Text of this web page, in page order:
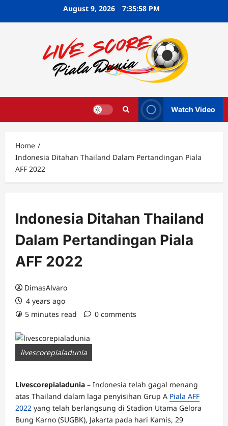
August 9, 2026 7:35:59 PM
Watch Video
Home
Indonesia Ditahan Thailand Dalam Pertandingan Piala
AFF 2022
Indonesia Ditahan Thailand
Dalam Pertandingan Piala
AFF 2022
DimasAlvaro
4 years ago
5 minutes read
0 comments
livescorepialadunia
Livescorepialadunia – Indonesia telah gagal menang
atas Thailand dalam laga penyisihan Grup A Piala AFF
2022 yang telah berlangsung di Stadion Utama Gelora
Bung Karno (SUGBK), Jakarta pada hari Kamis, 29